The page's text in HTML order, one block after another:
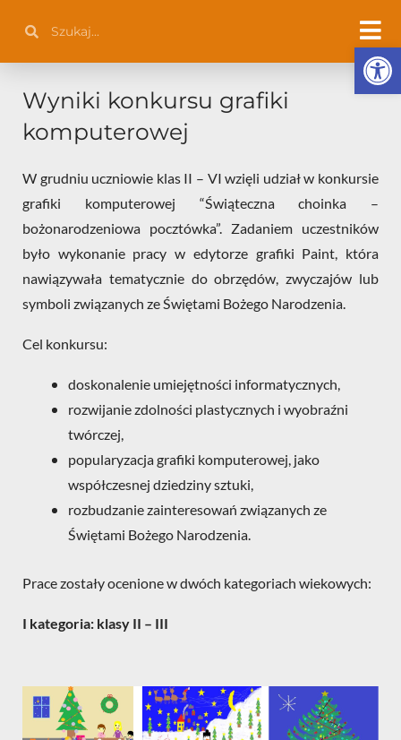
treści
Wyniki konkursu grafiki
komputerowej
W grudniu uczniowie klas II – VI wzięli udział w konkursie
grafiki komputerowej “Świąteczna choinka –
bożonarodzeniowa pocztówka”. Zadaniem uczestników
było wykonanie pracy w edytorze grafiki Paint, która
nawiązywała tematycznie do obrzędów, zwyczajów lub
symboli związanych ze Świętami Bożego Narodzenia.
Cel konkursu:
doskonalenie umiejętności informatycznych,
rozwijanie zdolności plastycznych i wyobraźni
twórczej,
popularyzacja grafiki komputerowej, jako
współczesnej dziedziny sztuki,
rozbudzanie zainteresowań związanych ze
Świętami Bożego Narodzenia.
Prace zostały ocenione w dwóch kategoriach wiekowych:
I kategoria: klasy II – III